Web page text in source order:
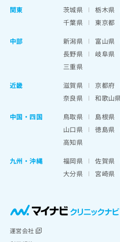
関東
茨城県 栃木県
千葉県
東京都
中部
新潟県 富山県
長野県
岐阜県
三重県
近畿
滋賀県 京都府
奈良県
和歌山
中国・四国
鳥取県 島根県
山口県
徳島県
高知県
九州・沖縄
福岡県 佐賀県
大分県
宮崎県
運営会社